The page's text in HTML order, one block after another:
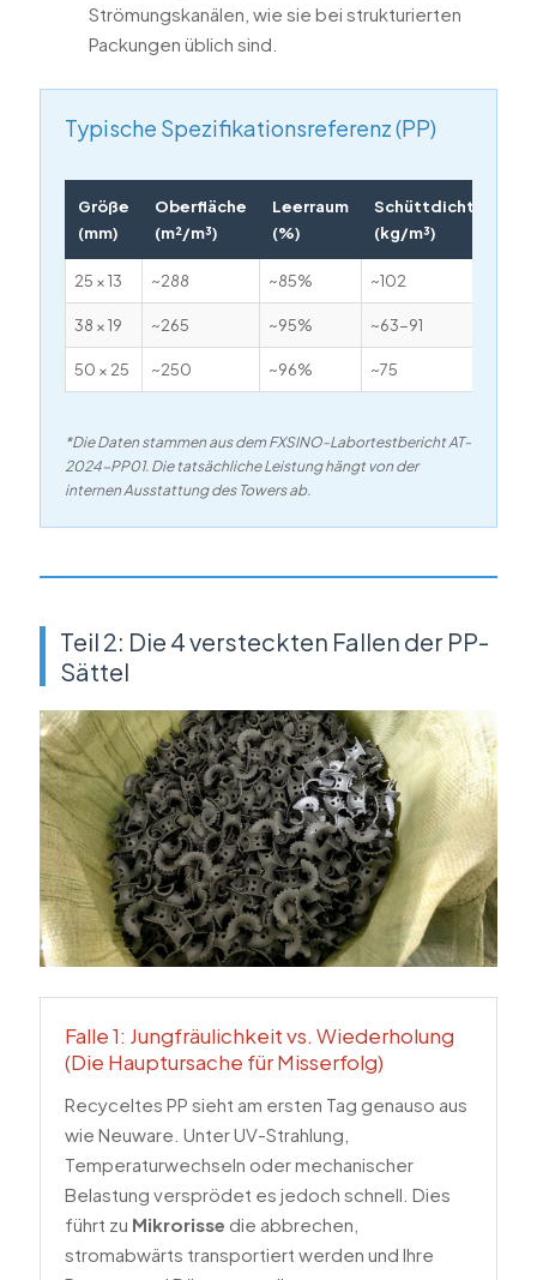
Strömungskanälen, wie sie bei strukturierten
Packungen üblich sind.
Typische Spezifikationsreferenz (PP)
Größe
(mm)
Oberfläche
(m²/m³)
Leerraum
(%)
Schüttdichte
(kg/m³)
25 × 13 ~288 ~85% ~102
38 × 19 ~265 ~95% ~63-91
50 × 25 ~250 ~96% ~75
*Die Daten stammen aus dem FXSINO-Labortestbericht AT-
2024-PP01. Die tatsächliche Leistung hängt von der
internen Ausstattung des Towers ab.
Teil 2: Die 4 versteckten Fallen der PP-
Sättel
Falle 1: Jungfräulichkeit vs. Wiederholung
(Die Hauptursache für Misserfolg)
Recyceltes PP sieht am ersten Tag genauso aus
wie Neuware. Unter UV-Strahlung,
Temperaturwechseln oder mechanischer
Belastung versprödet es jedoch schnell. Dies
führt zu Mikrorisse die abbrechen,
stromabwärts transportiert werden und Ihre